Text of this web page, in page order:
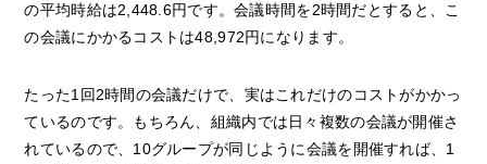
の平均時給は2,448.6円です。会議時間を2時間だとすると、こ
の会議にかかるコストは48,972円になります。
たった1回2時間の会議だけで、実はこれだけのコストがかかっ
ているのです。もちろん、組織内では日々複数の会議が開催さ
れているので、10グループが同じように会議を開催すれば、1